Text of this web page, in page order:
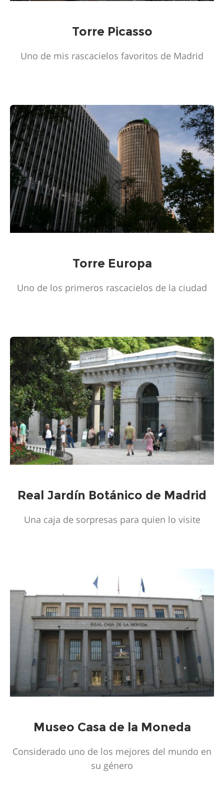
Torre Picasso
Uno de mis rascacielos favoritos de Madrid
Torre Europa
Uno de los primeros rascacielos de la ciudad
Real Jardín Botánico de Madrid
Una caja de sorpresas para quien lo visite
Museo Casa de la Moneda
Considerado uno de los mejores del mundo en
su género